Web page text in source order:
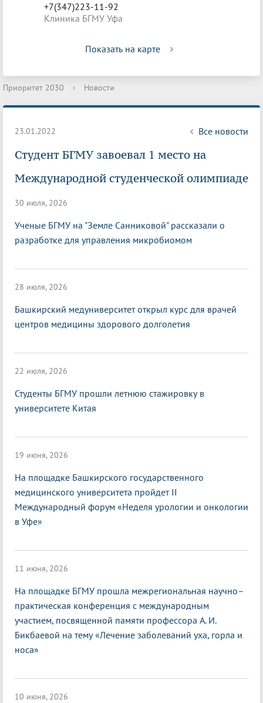
+7(347)223-11-92
Клиника БГМУ Уфа
Показать на карте
Приоритет 2030 › Новости
23.01.2022 Все новости
Студент БГМУ завоевал 1 место на
Международной студенческой олимпиаде
30 июля, 2026
Ученые БГМУ на "Земле Санниковой" рассказали о
разработке для управления микробиомом
28 июля, 2026
Башкирский медуниверситет открыл курс для врачей
центров медицины здорового долголетия
22 июля, 2026
Студенты БГМУ прошли летнюю стажировку в
университете Китая
19 июня, 2026
На площадке Башкирского государственного
медицинского университета пройдет II
Международный форум «Неделя урологии и онкологии
в Уфе»
11 июня, 2026
На площадке БГМУ прошла межрегиональная научно–
практическая конференция с международным
участием, посвященной памяти профессора А. И.
Бикбаевой на тему «Лечение заболеваний уха, горла и
носа»
10 июня, 2026